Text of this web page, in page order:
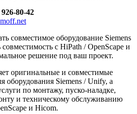
80-42
совместимое оборудование Siemens
с HiPath / OpenScape и
решение под ваш проект.
оригинальные и совместимые
оборудования Siemens / Unify, а
по монтажу, пуско-наладке,
и техническому обслуживанию
и Hicom.